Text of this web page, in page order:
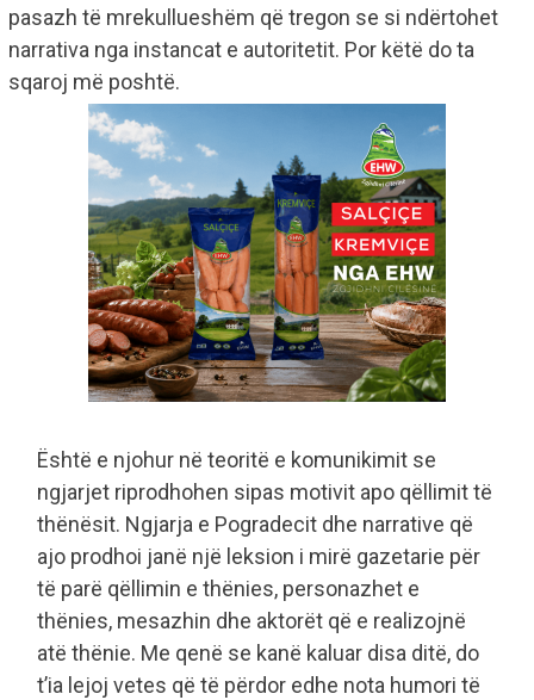
pasazh të mrekullueshëm që tregon se si ndërtohet
narrativa nga instancat e autoritetit. Por këtë do ta
sqaroj më poshtë.
Është e njohur në teoritë e komunikimit se
ngjarjet riprodhohen sipas motivit apo qëllimit të
thënësit. Ngjarja e Pogradecit dhe narrative që
ajo prodhoi janë një leksion i mirë gazetarie për
të parë qëllimin e thënies, personazhet e
thënies, mesazhin dhe aktorët që e realizojnë
atë thënie. Me qenë se kanë kaluar disa ditë, do
t’ia lejoj vetes që të përdor edhe nota humori të